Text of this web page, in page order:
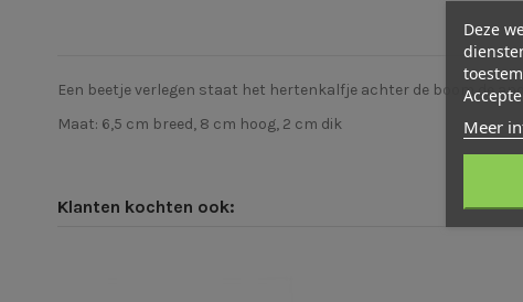
Een beetje verlegen staat het hertenkalfje achter de boom de
Maat: 6,5 cm breed, 8 cm hoog, 2 cm dik
Klanten kochten ook:
Deze
Meer